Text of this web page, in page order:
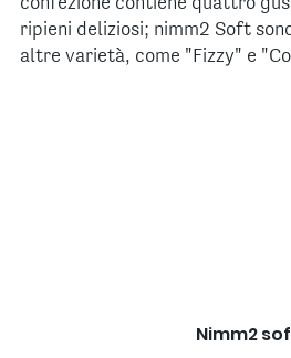
ripieni deliziosi; nimm2 Soft
altre varietà, come "Fizzy" e
Nimm2